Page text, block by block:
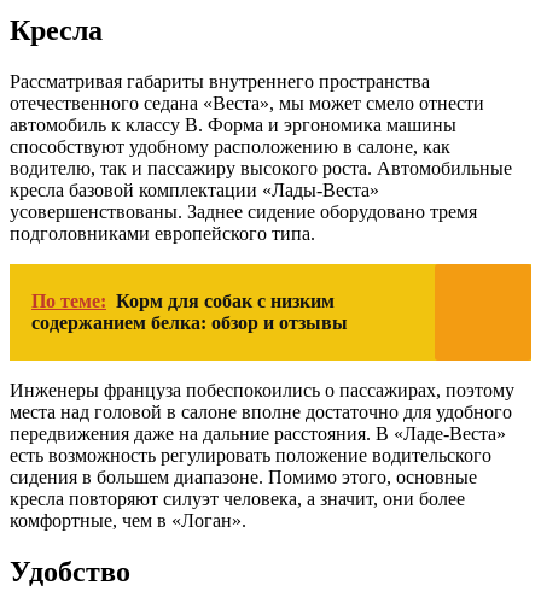
Кресла
Рассматривая габариты внутреннего пространства
отечественного седана «Веста», мы может смело отнести
автомобиль к классу В. Форма и эргономика машины
способствуют удобному расположению в салоне, как
водителю, так и пассажиру высокого роста. Автомобильные
кресла базовой комплектации «Лады-Веста»
усовершенствованы. Заднее сидение оборудовано тремя
подголовниками европейского типа.
По теме: Корм для собак с низким
содержанием белка: обзор и отзывы
Инженеры француза побеспокоились о пассажирах, поэтому
места над головой в салоне вполне достаточно для удобного
передвижения даже на дальние расстояния. В «Ладе-Веста»
есть возможность регулировать положение водительского
сидения в большем диапазоне. Помимо этого, основные
кресла повторяют силуэт человека, а значит, они более
комфортные, чем в «Логан».
Удобство